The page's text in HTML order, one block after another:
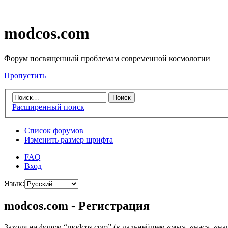
modcos.com
Форум посвященный проблемам современной космологии
Пропустить
Расширенный поиск
Список форумов
Изменить размер шрифта
FAQ
Вход
Язык:
modcos.com - Регистрация